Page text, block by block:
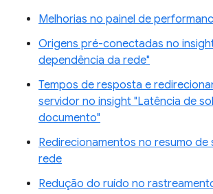
Melhorias no painel de
Origens pré-conectadas no
dependência da rede"
Tempos de resposta e
servidor no insight "Latência de
documento"
Redirecionamentos no resumo
rede
Redução do ruído no